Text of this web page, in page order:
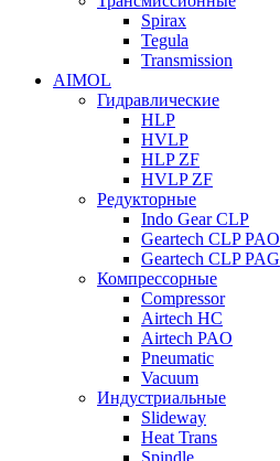
Spirax
Tegula
Transmission
AIMOL
Гидравлические
HLP
HVLP
HLP ZF
HVLP ZF
Редукторные
Indo Gear CLP
Geartech CLP PAO
Geartech CLP PAG
Компрессорные
Compressor
Airtech HC
Airtech PAO
Pneumatic
Vacuum
Индустриальные
Slideway
Heat Trans
Spindle